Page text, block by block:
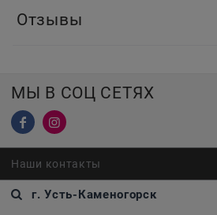
Отзывы
МЫ В СОЦ СЕТЯХ
Наши контакты
г. Усть-Каменогорск